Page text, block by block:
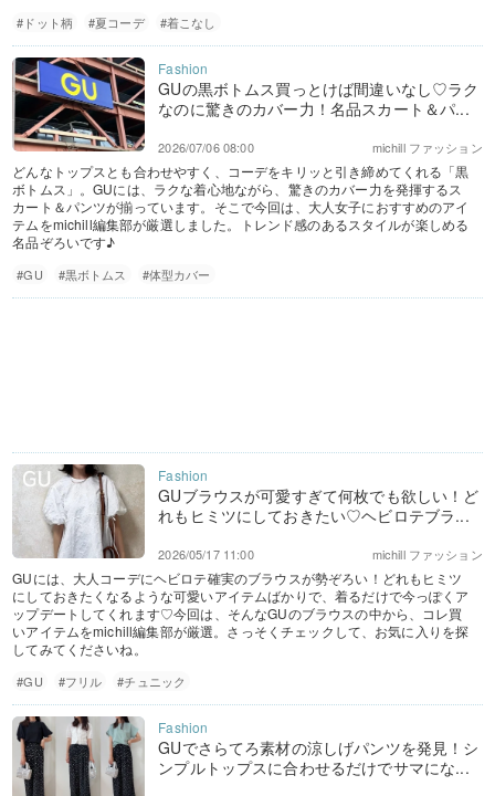
#ドット柄 #夏コーデ #着こなし
GUの黒ボトムス買っとけば間違いなし♡ラク
なのに驚きのカバー力！名品スカート＆パ...
michill ファッション
2026/07/06 08:00
どんなトップスとも合わせやすく、コーデをキリッと引き締めてくれる「黒
ボトムス」。GUには、ラクな着心地ながら、驚きのカバー力を発揮するス
カート＆パンツが揃っています。そこで今回は、大人女子におすすめのアイ
テムをmichill編集部が厳選しました。トレンド感のあるスタイルが楽しめる
名品ぞろいです♪
#GU #黒ボトムス #体型カバー
GUブラウスが可愛すぎて何枚でも欲しい！ど
れもヒミツにしておきたい♡ヘビロテブラ...
michill ファッション
2026/05/17 11:00
GUには、大人コーデにヘビロテ確実のブラウスが勢ぞろい！どれもヒミツ
にしておきたくなるような可愛いアイテムばかりで、着るだけで今っぽくア
ップデートしてくれます♡今回は、そんなGUのブラウスの中から、コレ買
いアイテムをmichill編集部が厳選。さっそくチェックして、お気に入りを探
してみてくださいね。
#GU #フリル #チュニック
GUでさらてろ素材の涼しげパンツを発見！シ
ンプルトップスに合わせるだけでサマにな...